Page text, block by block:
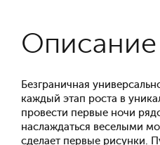
Описание
Безграничная
каждый этап роста в
провести первые ночи
наслаждаться веселыми
сделает первые рисунки.